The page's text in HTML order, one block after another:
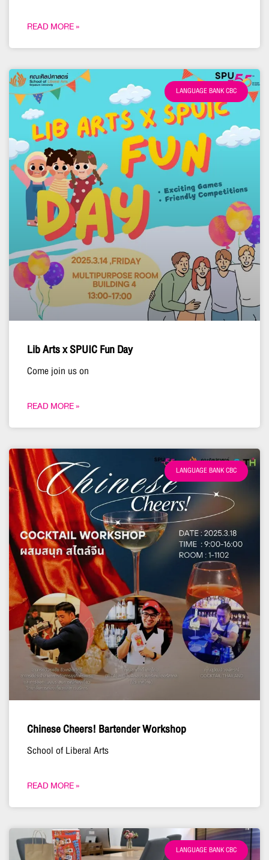
READ MORE »
LANGUAGE BANK CBC
Lib Arts x SPUIC Fun Day
Come join us on
READ MORE »
LANGUAGE BANK CBC
Chinese Cheers! Bartender Workshop
School of Liberal Arts
READ MORE »
LANGUAGE BANK CBC